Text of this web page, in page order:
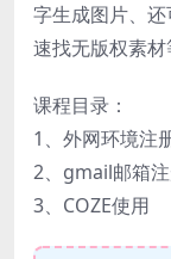
字生成图片、
速找无版权素材
课程目录：
1、外网环境注
2、gmail邮箱
3、COZE使用